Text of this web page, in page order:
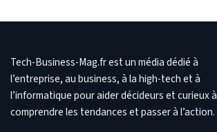
Tech-Business-Mag.fr est un média dédié à
l’entreprise, au business, à la high-tech et à
l’informatique pour aider décideurs et curieux à
comprendre les tendances et passer à l’action.